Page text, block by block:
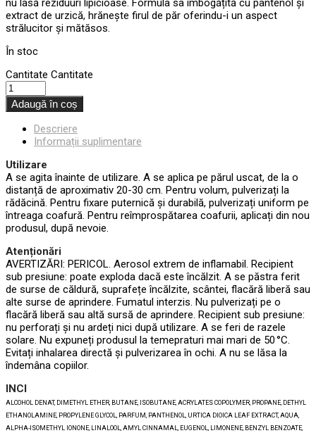
nu lasă reziduuri lipicioase. Formula sa îmbogățită cu pantenol și
extract de urzică, hrănește firul de păr oferindu-i un aspect
strălucitor și mătăsos.
În stoc
Cantitate Cantitate
Adaugă în coș
Descriere
Informații suplimentare
Utilizare
A se agita înainte de utilizare. A se aplica pe părul uscat, de la o
distanță de aproximativ 20-30 cm. Pentru volum, pulverizați la
rădăcină. Pentru fixare puternică și durabilă, pulverizați uniform pe
întreaga coafură. Pentru reîmprospătarea coafurii, aplicați din nou
produsul, după nevoie.
Atenționări
AVERTIZĂRI: PERICOL. Aerosol extrem de inflamabil. Recipient
sub presiune: poate exploda dacă este încălzit. A se păstra ferit
de surse de căldură, suprafețe încălzite, scântei, flacără liberă sau
alte surse de aprindere. Fumatul interzis. Nu pulverizați pe o
flacără liberă sau altă sursă de aprindere. Recipient sub presiune:
nu perforați și nu ardeți nici după utilizare. A se feri de razele
solare. Nu expuneți produsul la temepraturi mai mari de 50 °C.
Evitați inhalarea directă și pulverizarea în ochi. A nu se lăsa la
îndemâna copiilor.
INCI
ALCOHOL DENAT, DIMETHYL ETHER, BUTANE, ISOBUTANE, ACRYLATES COPOLYMER, PROPANE, DETHYL
ETHANOLAMINE, PROPYLENE GLYCOL, PARFUM, PANTHENOL, URTICA DIOICA LEAF EXTRACT, AQUA,
ALPHA-ISOMETHYL IONONE, LINALOOL, AMYL CINNAMAL, EUGENOL, LIMONENE, BENZYL BENZOATE,